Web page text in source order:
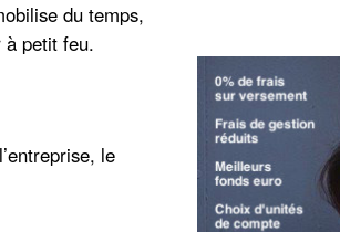
du temps,
à petit feu.
le